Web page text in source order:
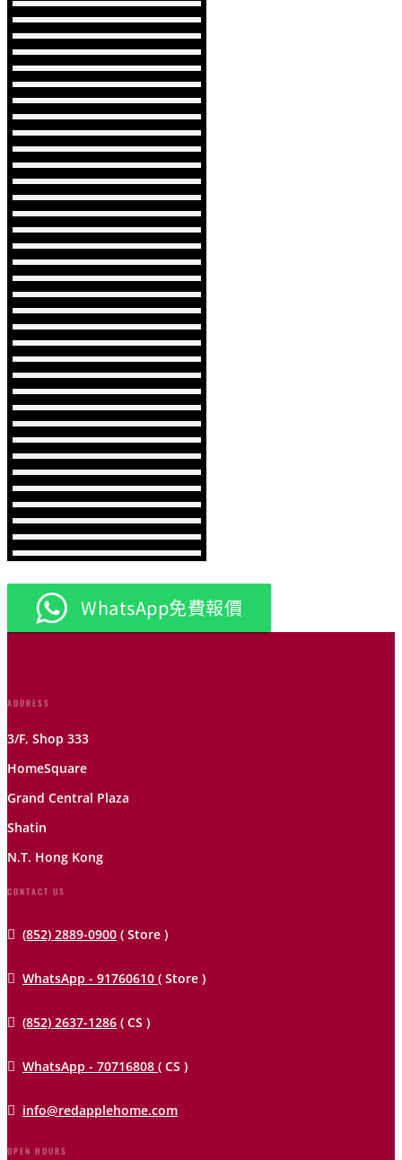
WhatsApp免費報價
ADDRESS
3/F, Shop 333
HomeSquare
Grand Central Plaza
Shatin
N.T. Hong Kong
CONTACT US
 (852) 2889-0900 ( Store )
 WhatsApp - 91760610 ( Store )
 (852) 2637-1286 ( CS )
 WhatsApp - 70716808 ( CS )
 info@redapplehome.com
OPEN HOURS